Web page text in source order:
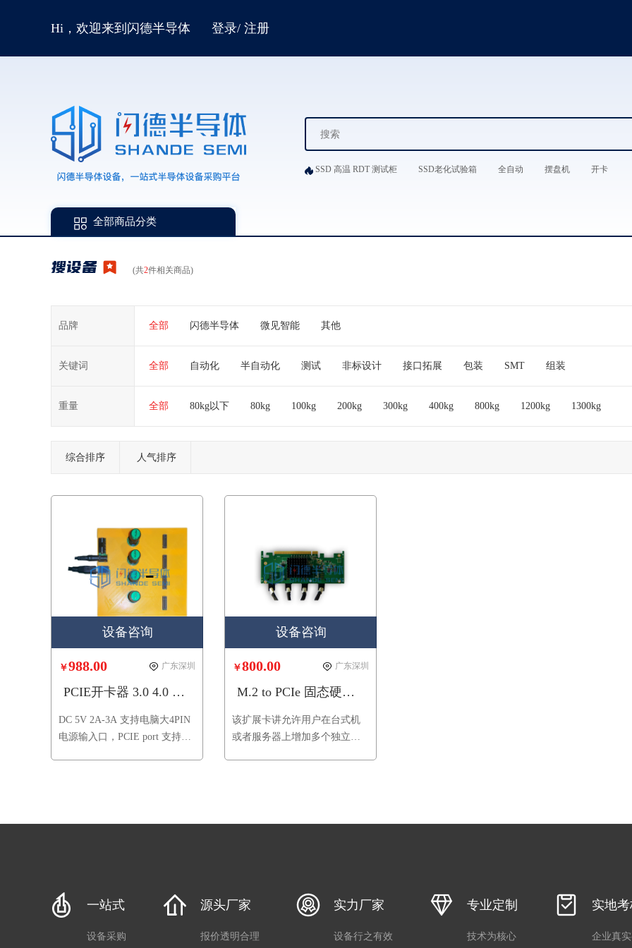
Hi，欢迎来到闪德半导体 登录/ 注册
SSD 高温 RDT 测试柜 SSD老化试验箱 全自动 摆盘机 开卡
全部商品分类
搜设备 (共2件相关商品)
品牌 全部 闪德半导体 微见智能 其他
关键词 全部 自动化 半自动化 测试 非标设计 接口拓展 包装 SMT 组装
重量 全部 80kg以下 80kg 100kg 200kg 300kg 400kg 800kg 1200kg 1300kg
综合排序 人气排序
设备咨询
￥988.00 广东深圳
PCIE开卡器 3.0 4.0 HUB 4 port
DC 5V 2A-3A 支持电脑大4PIN
电源输入口，PCIE port 支持自
电源开关
设备咨询
￥800.00 广东深圳
M.2 to PCIe 固态硬盘老化、开卡治具（一拖四）
该扩展卡讲允许用户在台式机
或者服务器上增加多个独立固
存储设备等。
一站式
设备采购
源头厂家
报价透明合理
实力厂家
设备行之有效
专业定制
技术为核心
实地
企业真